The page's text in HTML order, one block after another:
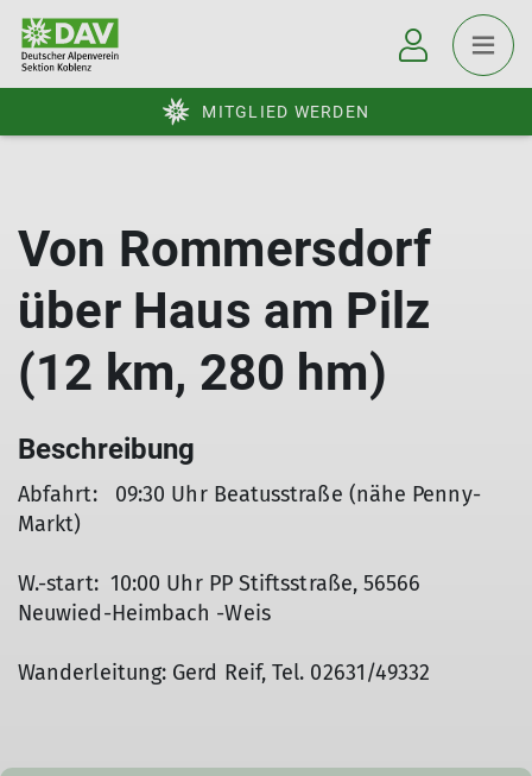
MITGLIED WERDEN
Von Rommersdorf
über Haus am Pilz
(12 km, 280 hm)
Beschreibung
Abfahrt: 09:30 Uhr Beatusstraße (nähe Penny-
Markt)
W.-start: 10:00 Uhr PP Stiftsstraße, 56566
Neuwied-Heimbach -Weis
Wanderleitung: Gerd Reif, Tel. 02631/49332